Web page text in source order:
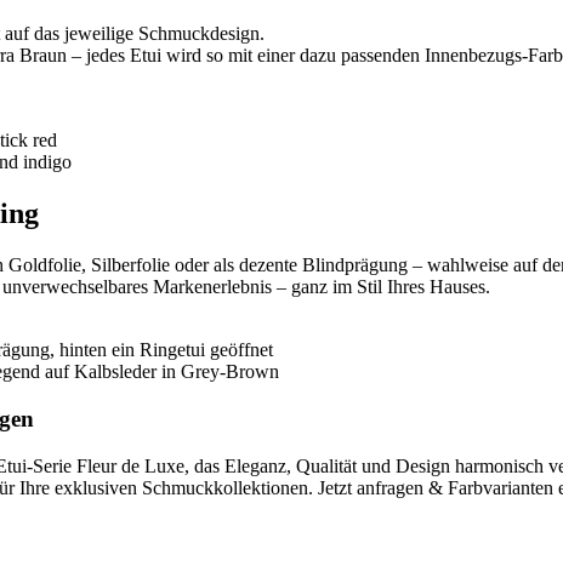
das jeweilige Schmuckdesign.
– jedes Etui wird so mit einer dazu passenden Innenbezugs-
Silberfolie oder als dezente Blindprägung – wahlweise auf
Markenerlebnis – ganz im Stil Ihres Hauses.
Serie Fleur de Luxe, das Eleganz, Qualität und Design harmonisch
Ihre exklusiven Schmuckkollektionen. Jetzt anfragen & Farbvarianten